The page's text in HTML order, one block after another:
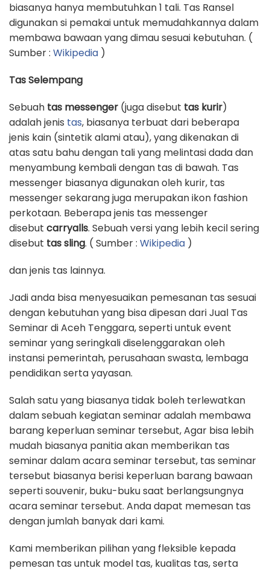
biasanya hanya membutuhkan 1 tali. Tas Ransel
digunakan si pemakai untuk memudahkannya dalam
membawa bawaan yang dimau sesuai kebutuhan. (
Sumber : Wikipedia )
Tas Selempang
Sebuah tas messenger (juga disebut tas kurir)
adalah jenis tas, biasanya terbuat dari beberapa
jenis kain (sintetik alami atau), yang dikenakan di
atas satu bahu dengan tali yang melintasi dada dan
menyambung kembali dengan tas di bawah. Tas
messenger biasanya digunakan oleh kurir, tas
messenger sekarang juga merupakan ikon fashion
perkotaan. Beberapa jenis tas messenger
disebut carryalls. Sebuah versi yang lebih kecil sering
disebut tas sling. ( Sumber : Wikipedia )
dan jenis tas lainnya.
Jadi anda bisa menyesuaikan pemesanan tas sesuai
dengan kebutuhan yang bisa dipesan dari Jual Tas
Seminar di Aceh Tenggara, seperti untuk event
seminar yang seringkali diselenggarakan oleh
instansi pemerintah, perusahaan swasta, lembaga
pendidikan serta yayasan.
Salah satu yang biasanya tidak boleh terlewatkan
dalam sebuah kegiatan seminar adalah membawa
barang keperluan seminar tersebut, Agar bisa lebih
mudah biasanya panitia akan memberikan tas
seminar dalam acara seminar tersebut, tas seminar
tersebut biasanya berisi keperluan barang bawaan
seperti souvenir, buku-buku saat berlangsungnya
acara seminar tersebut. Anda dapat memesan tas
dengan jumlah banyak dari kami.
Kami memberikan pilihan yang fleksible kepada
pemesan tas untuk model tas, kualitas tas, serta